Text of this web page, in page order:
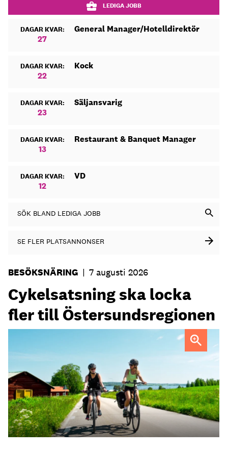
LEDIGA JOBB
DAGAR KVAR:
27
General Manager/Hotelldirektör
DAGAR KVAR:
22
Kock
DAGAR KVAR:
23
Säljansvarig
DAGAR KVAR:
13
Restaurant & Banquet Manager
DAGAR KVAR:
12
VD
SÖK BLAND LEDIGA JOBB
SE FLER PLATSANNONSER
BESÖKSNÄRING | 7 augusti 2026
Cykelsatsning ska locka
fler till Östersundsregionen